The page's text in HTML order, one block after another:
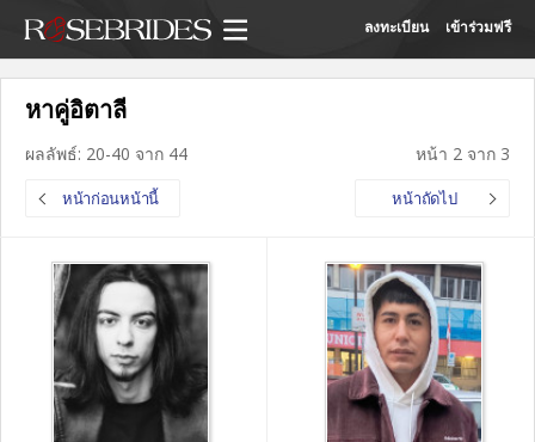
ลงทะเบียน เข้าร่วมฟรี
หาคู่อิตาลี
หน้าก่อนหน้านี้
หน้า 2 จาก 3
หน้าถัดไป
ผลลัพธ์: 20-40 จาก 44